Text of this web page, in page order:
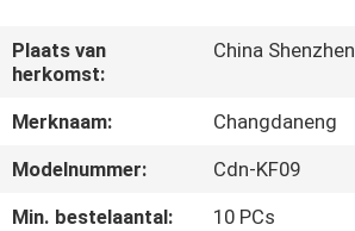
ONS
FABRIEKSRONDLEIDING
KWALITEITSCONTROLE
Plaats van
herkomst:
China Shenzhen
Merknaam:
Changdaneng
Modelnummer:
Cdn-KF09
Min. bestelaantal:
10 PCs